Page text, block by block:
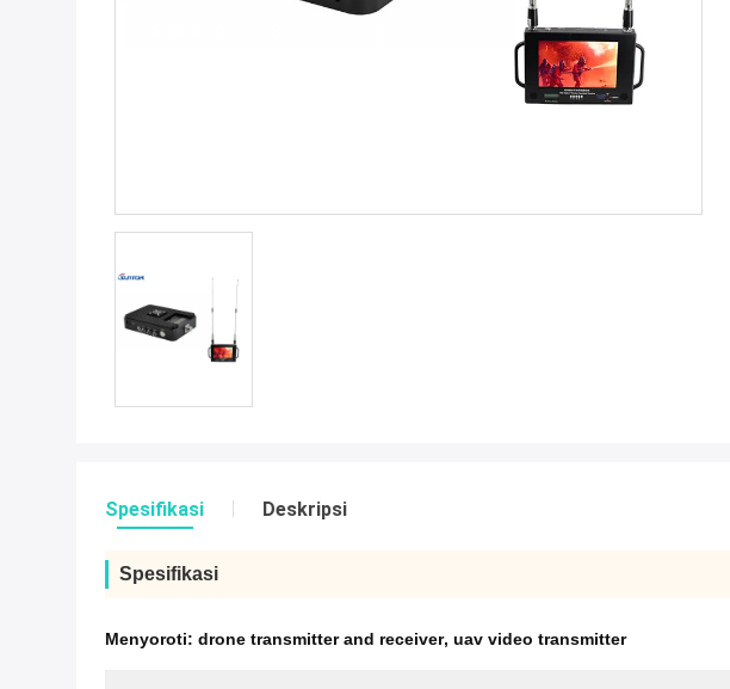
Spesifikasi Deskripsi
Spesifikasi
Menyoroti: drone transmitter and receiver, uav video transmitter